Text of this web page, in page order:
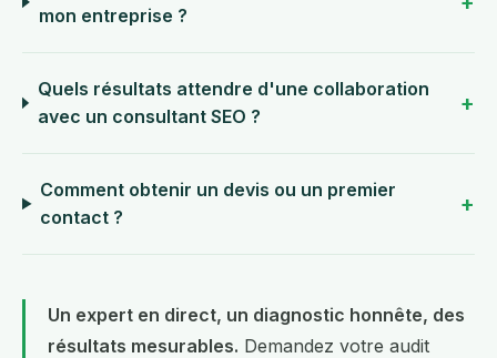
mon entreprise ?
Quels résultats attendre d'une collaboration
avec un consultant SEO ?
Comment obtenir un devis ou un premier
contact ?
Un expert en direct, un diagnostic honnête, des
résultats mesurables. Demandez votre audit